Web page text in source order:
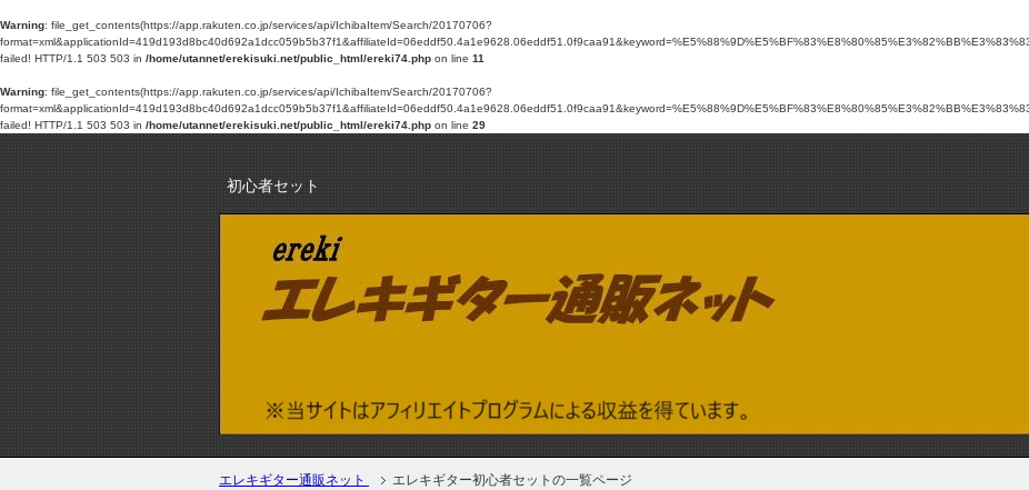
Warning: file_get_contents(https://app.rakuten.co.jp/services/api/IchibaItem/Search/20170706?
failed! HTTP/1.1 503 503 in /home/utannet/erekisuki.net/public_html/ereki74.php on line 11
Warning: file_get_contents(https://app.rakuten.co.jp/services/api/IchibaItem/Search/20170706?
failed! HTTP/1.1 503 503 in /home/utannet/erekisuki.net/public_html/ereki74.php on line 29
初心者セット
エレキギター通販ネット
エレキギター初心者セットの一覧ページ